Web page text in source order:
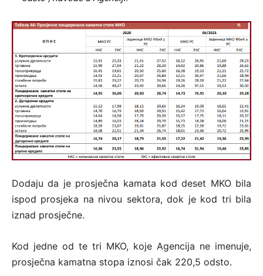
Dodaju da je prosječna kamata kod deset MKO bila
ispod prosjeka na nivou sektora, dok je kod tri bila
iznad prosječne.
Kod jedne od te tri MKO, koje Agencija ne imenuje,
prosječna kamatna stopa iznosi čak 220,5 odsto.